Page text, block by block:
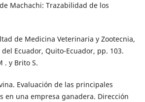
Machachi: Trazabilidad de los
de Medicina Veterinaria y Zootecnia,
Ecuador, Quito-Ecuador, pp. 103.
. y Brito S.
Evaluación de las principales
en una empresa ganadera. Dirección